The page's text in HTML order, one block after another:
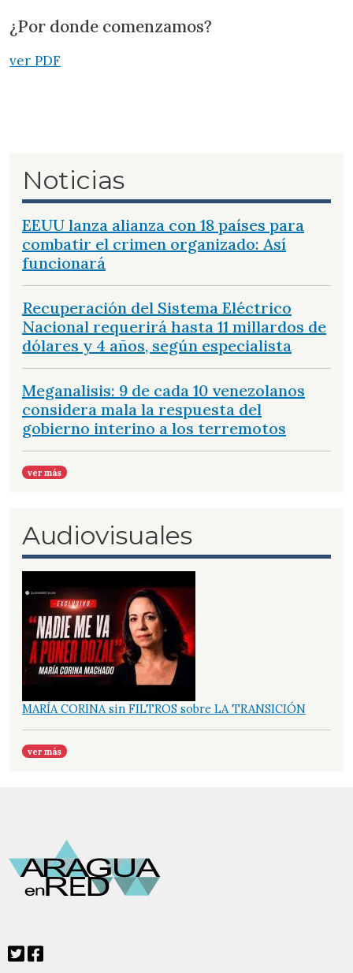
¿Por donde comenzamos?
ver PDF
Noticias
EEUU lanza alianza con 18 países para
combatir el crimen organizado: Así
funcionará
Recuperación del Sistema Eléctrico
Nacional requerirá hasta 11 millardos de
dólares y 4 años, según especialista
Meganalisis: 9 de cada 10 venezolanos
considera mala la respuesta del
gobierno interino a los terremotos
ver más
Audiovisuales
MARÍA CORINA sin FILTROS sobre LA TRANSICIÓN
ver más